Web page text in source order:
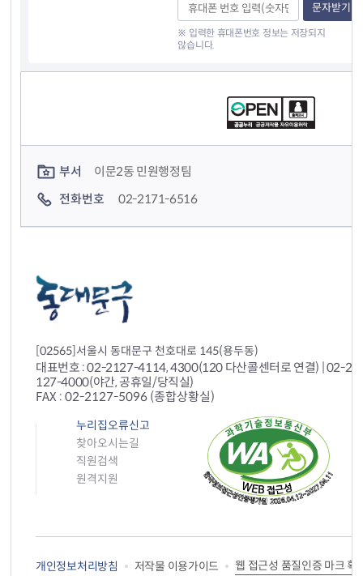
문자받기
※ 입력한 휴대폰번호 정보는 저장되지
않습니다.
부서
이문2동 민원행정팀
전화번호
02-2171-6516
[02565]서울시 동대문구 천호대로 145(용두동)
대표번호 : 02-2127-4114, 4300(120 다산콜센터로 연결) | 02-
127-4000(야간, 공휴일/당직실)
FAX : 02-2127-5096 (종합상황실)
누리집오류신고
찾아오시는길
직원검색
원격지원
개인정보처리방침 저작물 이용가이드 웹 접근성 품질인증 마크 획